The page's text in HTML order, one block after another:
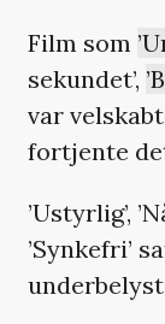
Film som
sekundet’,
var
fortjente
’Ustyrlig’,
’Synkefri’